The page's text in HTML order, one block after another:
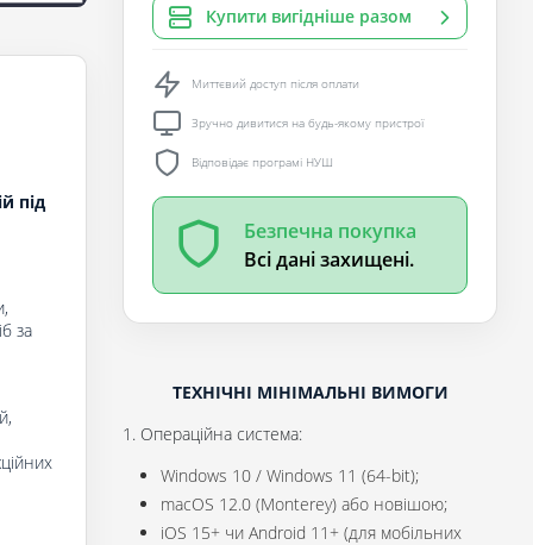
під
за
Купити вигідніше разом
Миттєвий доступ після оплати
Зручно дивитися на будь-якому пристрої
Відповідає програмі НУШ
Безпечна покупка
Всі дані захищені.
ТЕХНІЧНІ МІНІМАЛЬНІ ВИМОГИ
1. Операційна система:
Windows 10 / Windows 11 (64-bit);
macOS 12.0 (Monterey) або новішою;
iOS 15+ чи Android 11+ (для мобільних